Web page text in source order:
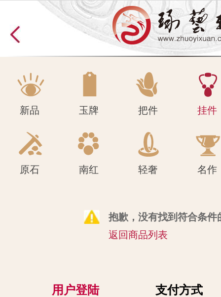
原石 南红 轻奢 名作
新品 玉牌 把件 挂件
原石 南红 轻奢 名作
抱歉，没有找到符合条件
返回商品列表
用户登陆
支付方式